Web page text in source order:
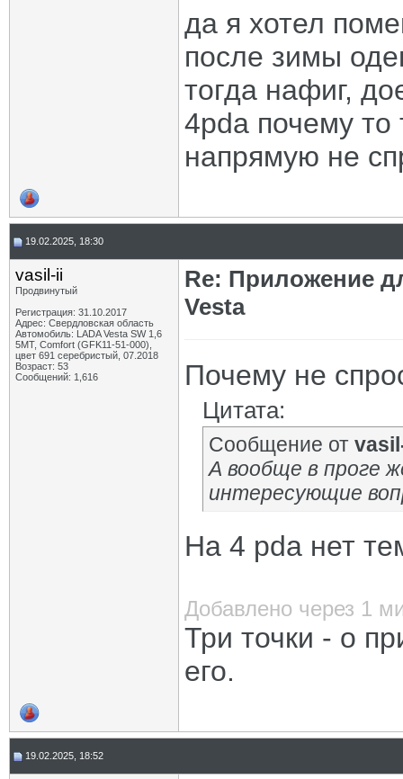
да я хотел
после зимы
тогда нафиг,
4pda почему то
напрямую не
19.02.2025, 18:30
vasil-ii
Продвинутый
Регистрация: 31.10.2017
Адрес: Свердловская область
Автомобиль: LADA Vesta SW 1,6
5МТ, Comfort (GFK11-51-000),
цвет 691 серебристый, 07.2018
Возраст: 53
Сообщений: 1,616
Re: Приложение
Vesta
Почему не
Цитата:
Сообщение от
А вообще в проге
интересующие
На 4 pda нет
Добавлено через 1
Три точки - о
его.
19.02.2025, 18:52